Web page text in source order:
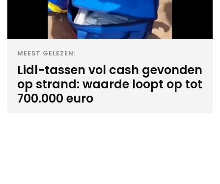
MEEST GELEZEN:
Lidl-tassen vol cash gevonden
op strand: waarde loopt op tot
700.000 euro